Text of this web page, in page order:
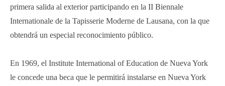
primera salida al exterior participando en la II Biennale
Internationale de la Tapisserie Moderne de Lausana, con la que
obtendrá un especial reconocimiento público.
En 1969, el Institute International of Education de Nueva York
le concede una beca que le permitirá instalarse en Nueva York